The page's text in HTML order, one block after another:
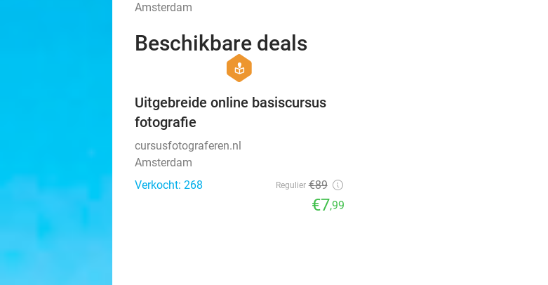
Amsterdam
Beschikbare deals
hexagon
course
Uitgebreide online basiscursus
fotografie
cursusfotograferen.nl
Amsterdam
Verkocht: 268
Regulier €89
€7,99